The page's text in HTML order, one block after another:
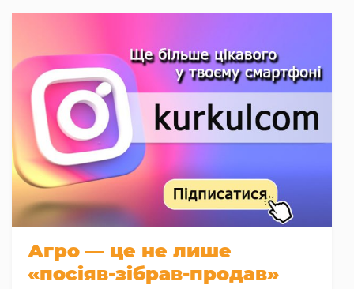
Агро — це не лише
«посіяв-зібрав-продав»